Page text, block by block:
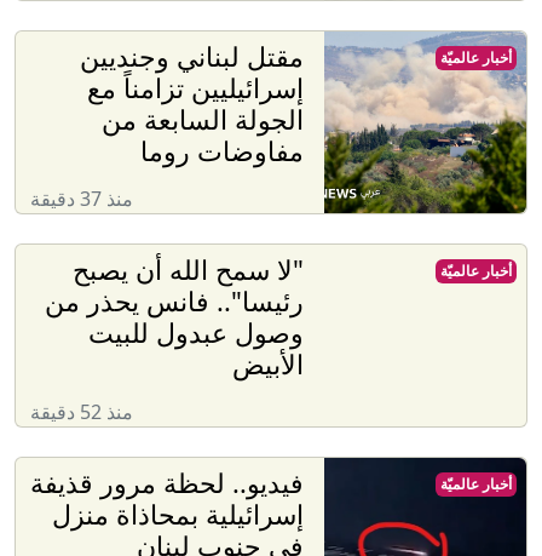
مقتل لبناني وجنديين
إسرائيليين تزامناً مع
الجولة السابعة من
مفاوضات روما
منذ 37 دقيقة
أخبار عالميّة
"لا سمح الله أن يصبح
رئيسا".. فانس يحذر من
وصول عبدول للبيت
الأبيض
منذ 52 دقيقة
أخبار عالميّة
فيديو.. لحظة مرور قذيفة
إسرائيلية بمحاذاة منزل
في جنوب لبنان
أخبار عالميّة